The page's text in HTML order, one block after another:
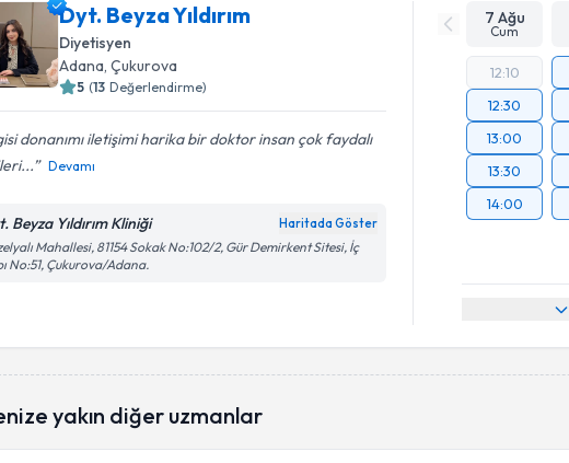
Dyt. Beyza Yıldırım
Diyetisyen
Adana, Çukurova
5 (13 Değerlendirme)
donanımı iletişimi harika bir doktor insan çok faydalı
Devamı
Beyza Yıldırım Kliniği Haritada Göster
Mahallesi, 81154 Sokak No:102/2, Gür Demirkent Sitesi, İç
No:51, Çukurova/Adana.
7 Ağu
Cum
12:10
12:30
13:00
13:30
14:00
yakın diğer uzmanlar